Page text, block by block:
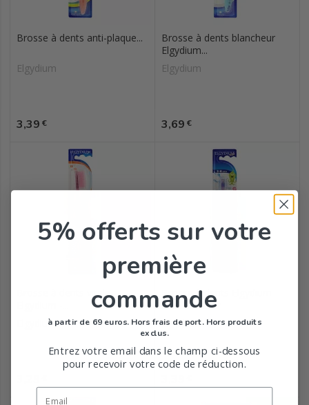
Brosse à dents anti-plaque...
Elgydium
Prix
3,39 €
Brosse à dents blancheur
Elgydium...
Elgydium
Prix
3,69 €
Brosse à dents vitale
Elgydium
Brosse à dents Elgydium
Kids Monster
Elgydium
5% offerts sur votre
première
commande
à partir de 69 euros. Hors frais de port. Hors produits
exclus.
Entrez votre email dans le champ ci-dessous
pour recevoir votre code de réduction.